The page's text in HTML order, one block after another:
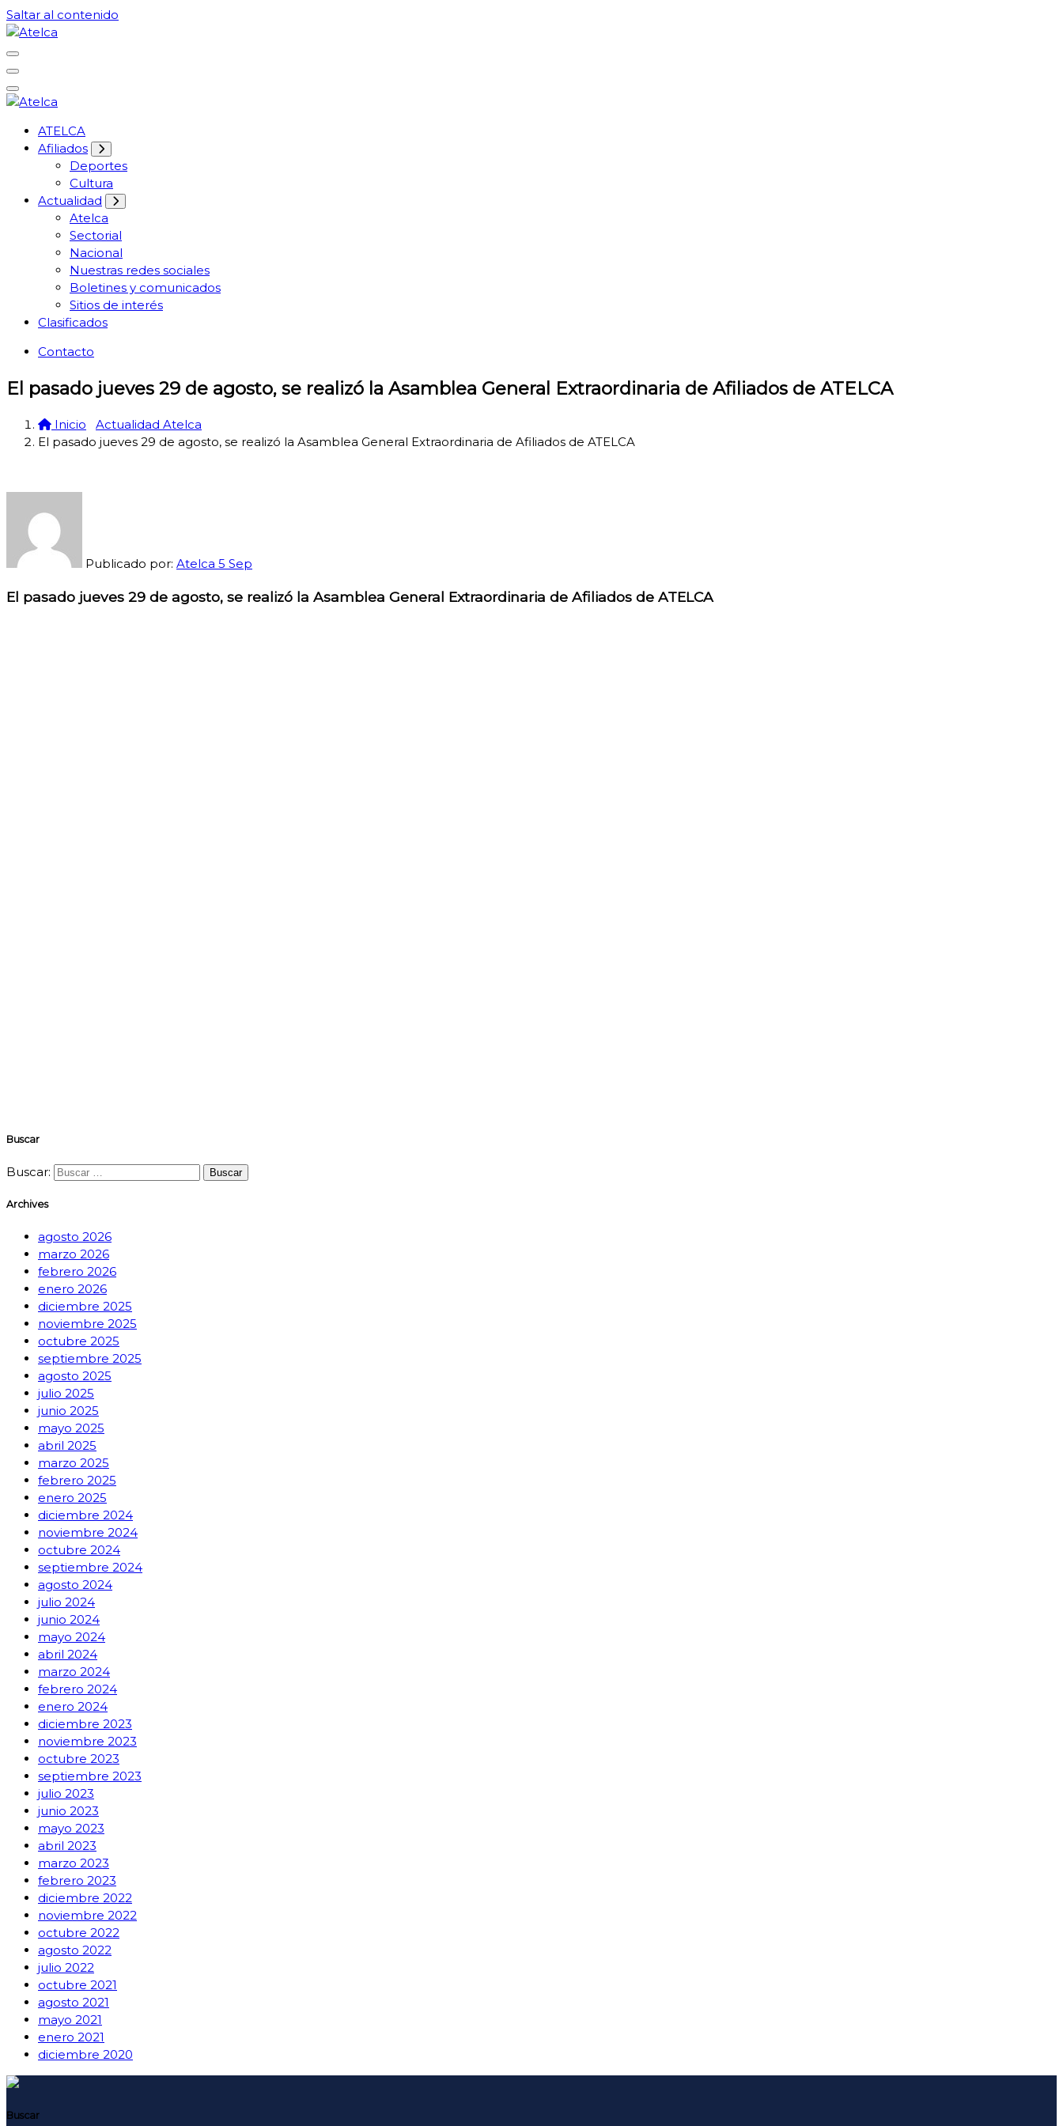
Saltar al contenido
Atelca
61 años Conocimiento, movilización y lucha
Atelca
61 años Conocimiento, movilización y lucha
ATELCA
Afiliados
Deportes
Cultura
Actualidad
Atelca
Sectorial
Nacional
Nuestras redes sociales
Boletines y comunicados
Sitios de interés
Clasificados
Contacto
El pasado jueves 29 de agosto, se realizó la Asamblea General Extraordinaria de Afiliados de ATELCA
Inicio
Actualidad Atelca
El pasado jueves 29 de agosto, se realizó la Asamblea General Extraordinaria de Afiliados de ATELCA
Publicado por: Atelca 5 Sep
El pasado jueves 29 de agosto, se realizó la Asamblea General Extraordinaria de Afiliados de ATELCA
Buscar
Buscar:
Archives
agosto 2026
marzo 2026
febrero 2026
enero 2026
diciembre 2025
noviembre 2025
octubre 2025
septiembre 2025
agosto 2025
julio 2025
junio 2025
mayo 2025
abril 2025
marzo 2025
febrero 2025
enero 2025
diciembre 2024
noviembre 2024
octubre 2024
septiembre 2024
agosto 2024
julio 2024
junio 2024
mayo 2024
abril 2024
marzo 2024
febrero 2024
enero 2024
diciembre 2023
noviembre 2023
octubre 2023
septiembre 2023
julio 2023
junio 2023
mayo 2023
abril 2023
marzo 2023
febrero 2023
diciembre 2022
noviembre 2022
octubre 2022
agosto 2022
julio 2022
octubre 2021
agosto 2021
mayo 2021
enero 2021
diciembre 2020
Buscar